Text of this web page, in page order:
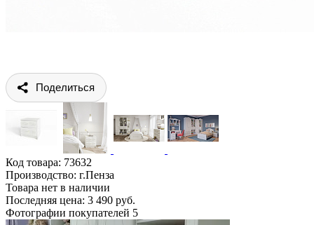
Поделиться
Код товара: 73632
Производство: г.Пенза
Товара нет в наличии
Последняя цена: 3 490 руб.
Фотографии покупателей 5